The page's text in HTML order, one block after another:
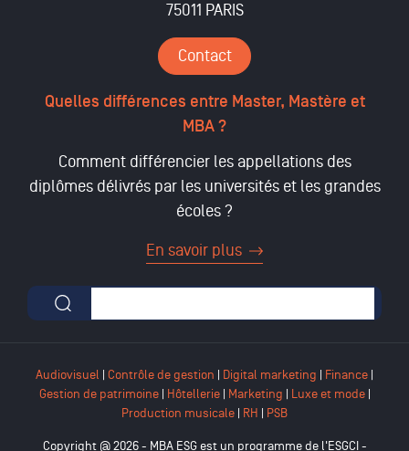
75011 PARIS
Contact
Quelles différences entre Master, Mastère et
MBA ?
Comment différencier les appellations des
diplômes délivrés par les universités et les grandes
écoles ?
En savoir plus
Formulaire de recherche
Audiovisuel | Contrôle de gestion | Digital marketing | Finance |
Gestion de patrimoine| Hôtellerie| Marketing | Luxe et mode|
Production musicale | RH | PSB
Copyright @ 2026 - MBA ESG est un programme de l'ESGCI -